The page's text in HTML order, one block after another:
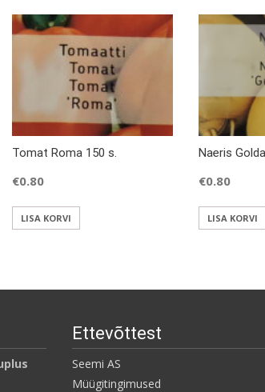
Tomat Roma 150 s.
€0.80
LISA KORVI
Naeris
€0.80
LISA KORVI
Ettevõttest
Seemi AS
Müügitingimused